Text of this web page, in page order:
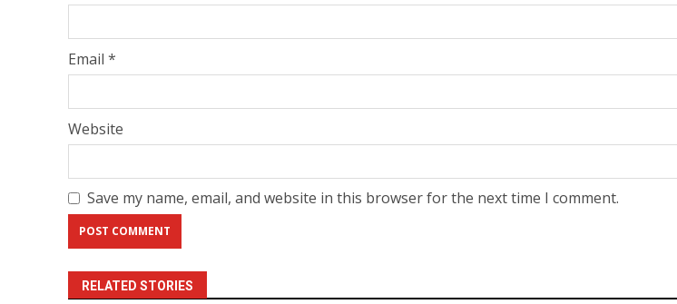
Email *
Website
Save my name, email, and website in this browser for the next time I comment.
RELATED STORIES